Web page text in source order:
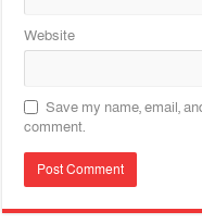
Website
Save my name, email,
comment.